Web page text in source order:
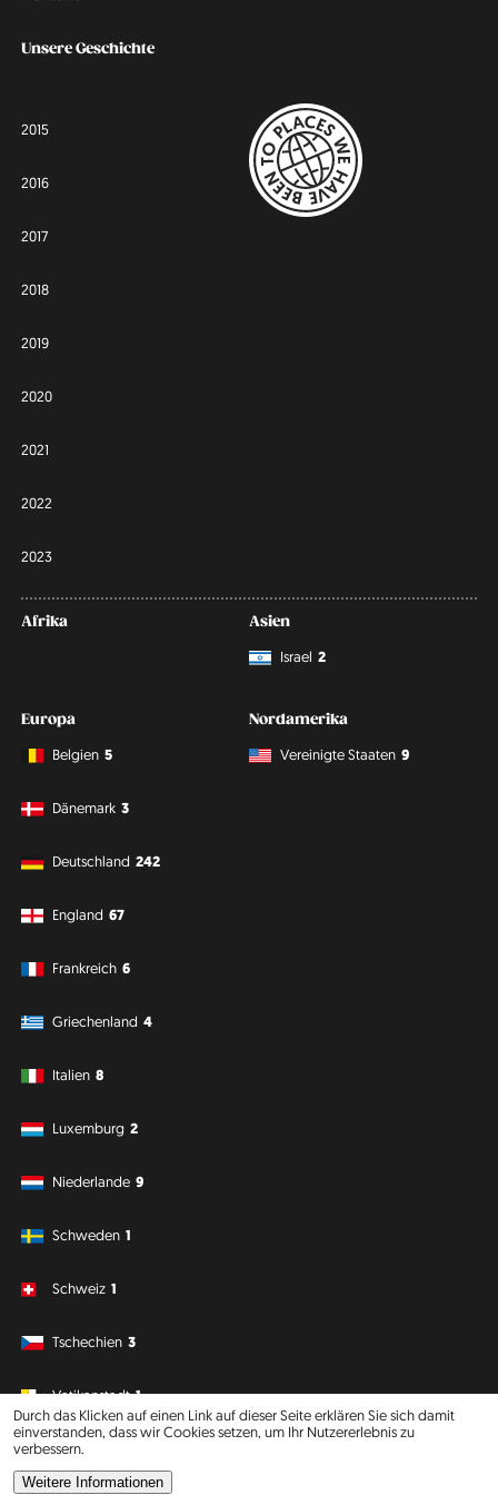
Durch das Klicken auf einen Link auf dieser Seite erklären Sie sich damit
einverstanden, dass wir Cookies setzen, um Ihr Nutzererlebnis zu
verbessern.
Weitere Informationen
Unsere Geschichte
2015
2016
2017
2018
2019
2020
2021
2022
2023
Afrika
Asien
Israel 2
Europa
Belgien 5
Dänemark 3
Deutschland 242
England 67
Frankreich 6
Griechenland 4
Italien 8
Luxemburg 2
Niederlande 9
Schweden 1
Schweiz 1
Tschechien 3
Vatikanstadt 1
Nordamerika
Vereinigte Staaten 9
Südamerika
Philipp J. Conrad ·